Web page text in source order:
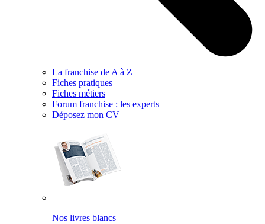
La franchise de A à Z
Fiches pratiques
Fiches métiers
Forum franchise : les experts
Déposez mon CV
Nos livres blancs